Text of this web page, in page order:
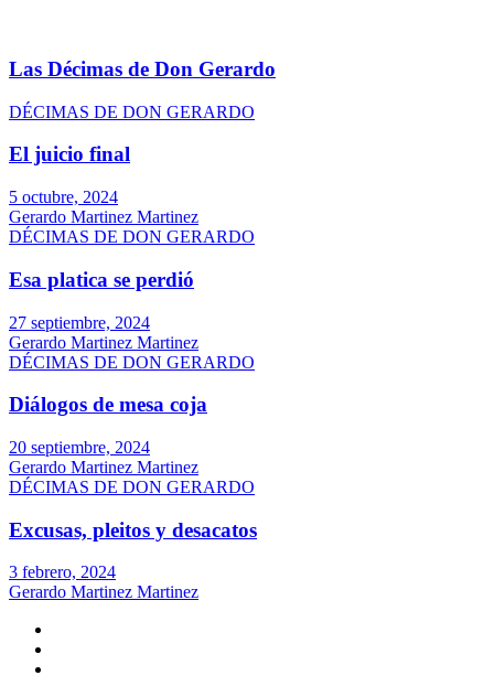
Las Décimas de Don Gerardo
DÉCIMAS DE DON GERARDO
El juicio final
5 octubre, 2024
Gerardo Martinez Martinez
DÉCIMAS DE DON GERARDO
Esa platica se perdió
27 septiembre, 2024
Gerardo Martinez Martinez
DÉCIMAS DE DON GERARDO
Diálogos de mesa coja
20 septiembre, 2024
Gerardo Martinez Martinez
DÉCIMAS DE DON GERARDO
Excusas, pleitos y desacatos
3 febrero, 2024
Gerardo Martinez Martinez